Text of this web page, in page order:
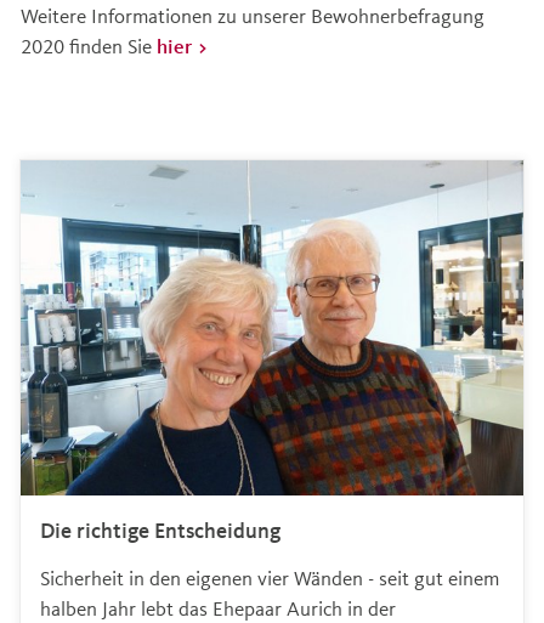
Weitere Informationen zu unserer Bewohnerbefragung
2020 finden Sie hier
Die richtige Entscheidung
Sicherheit in den eigenen vier Wänden - seit gut einem
halben Jahr lebt das Ehepaar Aurich in der